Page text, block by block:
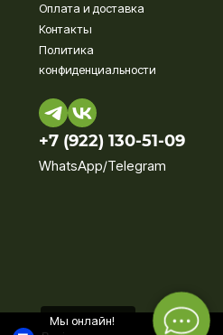
Оплата и доставка
Контакты
Политика
конфиденциальности
+7 (922) 130-51-09‬
WhatsApp/Telegram
Мы онлайн!